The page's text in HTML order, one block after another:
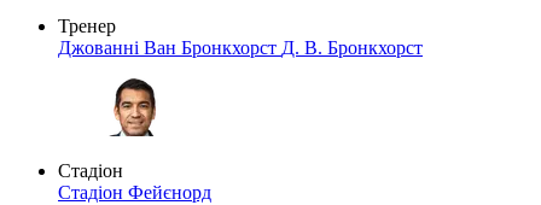
Тренер
Джованні Ван Бронкхорст Д. В. Бронкхорст
Стадіон
Стадіон Фейєнорд